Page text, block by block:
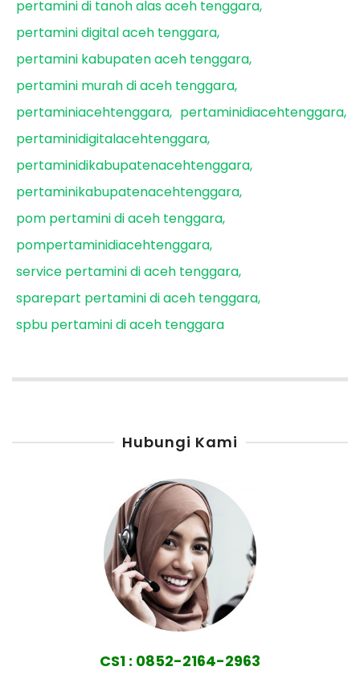
pertamini di tanoh alas aceh tenggara
pertamini digital aceh tenggara
pertamini kabupaten aceh tenggara
pertamini murah di aceh tenggara
pertaminiacehtenggara
pertaminidiacehtenggara
pertaminidigitalacehtenggara
pertaminidikabupatenacehtenggara
pertaminikabupatenacehtenggara
pom pertamini di aceh tenggara
pompertaminidiacehtenggara
service pertamini di aceh tenggara
sparepart pertamini di aceh tenggara
spbu pertamini di aceh tenggara
Hubungi Kami
CS1 : 0852-2164-2963